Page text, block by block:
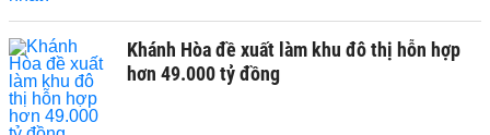
Khánh Hòa đề xuất làm khu đô thị hỗn hợp
hơn 49.000 tỷ đồng